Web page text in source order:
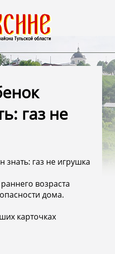
газ не
газ не игрушка
возраста
дома.
карточках